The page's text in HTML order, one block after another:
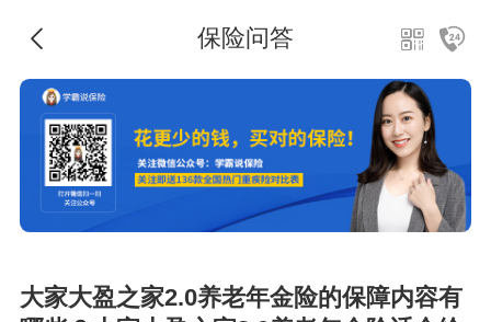
保险问答
大家大盈之家2.0养老年金险的保障内容有